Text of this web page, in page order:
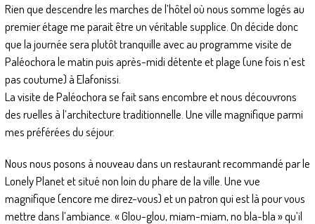
Rien que descendre les marches de l’hôtel où nous somme logés au
premier étage me parait être un véritable supplice. On décide donc
que la journée sera plutôt tranquille avec au programme visite de
Paléochora le matin puis après-midi détente et plage (une fois n’est
pas coutume) à Elafonissi.
La visite de Paléochora se fait sans encombre et nous découvrons
des ruelles à l’architecture traditionnelle. Une ville magnifique parmi
mes préférées du séjour.
Nous nous posons à nouveau dans un restaurant recommandé par le
Lonely Planet et situé non loin du phare de la ville. Une vue
magnifique (encore me direz-vous) et un patron qui est là pour vous
mettre dans l’ambiance. « Glou-glou, miam-miam, no bla-bla » qu’il